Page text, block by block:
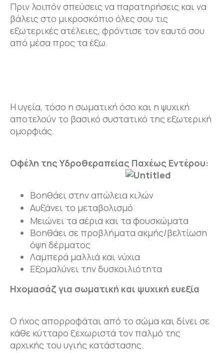
Πριν λοιπόν σπεύσεις να παρατηρήσεις και να
βάλεις στο μικροσκόπιο όλες σου τις
εξωτερικές ατέλειες, φρόντισε τον εαυτό σου
από μέσα προς τα έξω.
Η υγεία, τόσο η σωματική όσο και η ψυχική
αποτελούν το βασικό συστατικό της εξωτερική
ομορφιάς.
Οφέλη της Υδροθεραπείας Παχέως Εντέρου:
Βοηθάει στην απώλεια κιλών
Αυξάνει το μεταβολισμό
Μειώνει τα αέρια και τα φουσκώματα
Βοηθάει σε προβλήματα ακμής/βελτίωση
όψη δέρματος
Λαμπερά μαλλιά και νύχια
Εξομαλύνει την δυσκοιλιότητα
Ηχομασάζ για σωματική και ψυχική ευεξία
Ο ήχος απορροφάται από το σώμα και δίνει σε
κάθε κύτταρο ξεχωριστά τον παλμό της
αρχικής του υγιής κατάστασης.